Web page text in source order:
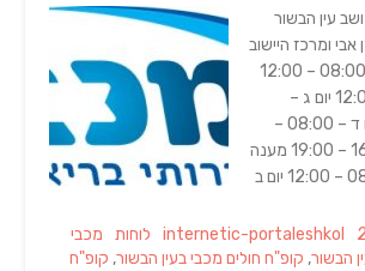
עין הבשור
ומרכז היישוב
קבלת קהל יום א – 08:00 – 12:00
יום ב – 08:00 – 12:00 יום ג –
16:00 – 19:00 יום ד – 08:00 –
12:00 יום ה – 16:00 – 19:00 מענה
Author
internetic-portaleshkol
Categories
לוחות Tags
מכבי
הבשור, קופ"ח חולים מכבי בעין הבשור, קופ"ח